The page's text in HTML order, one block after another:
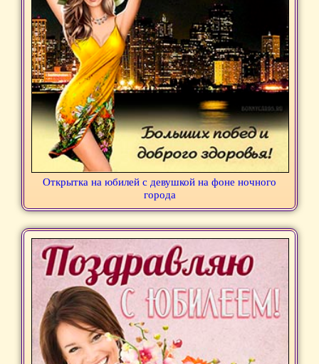
Открытка на юбилей с девушкой на фоне ночного
города